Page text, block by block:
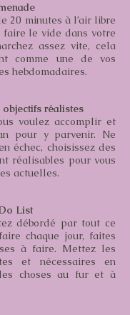
20 minutes à l’air libre
faire le vide dans votre
assez vite, cela
comme une de vos
hebdomadaires.
objectifs réalistes
voulez accomplir et
pour y parvenir. Ne
échec, choisissez des
réalisables pour vous
actuelles.
List
débordé par tout ce
chaque jour, faites
à faire. Mettez les
et nécessaires en
choses au fur et à